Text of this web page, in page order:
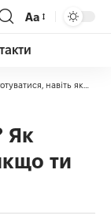
Аа
якщо ти не спортсмен
Як
ти